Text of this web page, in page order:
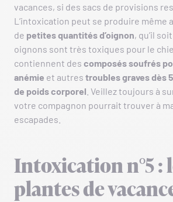
vacances, si des sacs de provisions
L’intoxication peut se produire même
de petites quantités d’oignon, qu’il
oignons sont très toxiques pour le
contiennent des composés soufrés
anémie et autres troubles graves dès
de poids corporel . Veillez toujours à
votre compagnon pourrait trouver à
escapades.
Intoxication n°5 :
plantes de